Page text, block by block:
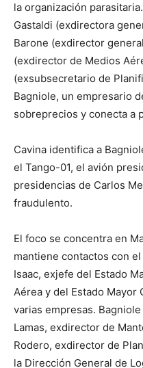
la organización
Gastaldi (exdirectora
Barone (exdirector
(exdirector de Medios
(exsubsecretario de
Bagniole, un empresario
sobreprecios y conecta a
Cavina identifica a
el Tango-01, el avión
presidencias de Carlos
fraudulento.
El foco se concentra en
mantiene contactos con
Isaac, exjefe del Estado
Aérea y del Estado
varias empresas.
Lamas, exdirector de
Rodero, exdirector de
la Dirección General de